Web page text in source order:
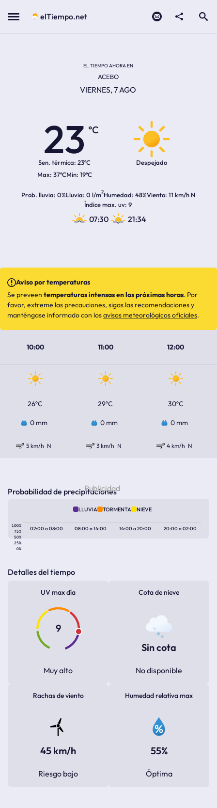
Menu elTiempo.net
EL TIEMPO AHORA EN
ACEBO
VIERNES, 7 AGO
23
ºC
Sen. térmica: 23ºC
37ºC 19ºC
Despejado
Prob. lluvia 0%Lluvia 0 l/m2Humedad 48%Viento 11 km/h N
Índice max. uv 9
07:30 21:34
10:00 11:00 12:00
26ºC 29ºC 30ºC
0 mm 0 mm 0 mm
5 km/h N 3 km/h N 4 km/h N
Aviso por temperaturas
Se preveen temperaturas intensas en las próximas horas. Por
favor, extreme las precauciones, sigas las recomendaciones y
manténgase informado con losavisos meteorológicos oficiales.
Probabilidad de precipitaciones
LLUVIA TORMENTA NIEVE
100%
75%
50%
25%
0%
02:00a08:00 08:00a14:00 14:00a20:00 20:00a02:00
Detalles del tiempo
UV max día
9
Muy alto
Cota de nieve
Sin cota
No disponible
Rachas de viento
45 km/h
Riesgo bajo
Humedad relativa max
55%
Óptima